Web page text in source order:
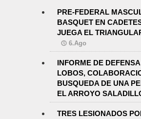
PRE-FEDERAL
BASQUET EN
JUEGA EL
6.Ago
INFORME DE
LOBOS,
BUSQUEDA DE UNA
EL ARROYO
TRES LESIONADOS